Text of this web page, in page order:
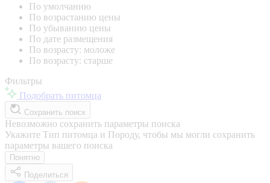
По умолчанию
По возрастанию цены
По убыванию цены
По дате размещения
По возрасту: моложе
По возрасту: старше
Фильтры
Подобрать питомца
Сохранить поиск
Невозможно сохранить параметры поиска
Укажите Тип питомца и Породу, чтобы мы могли сохранить
параметры вашего поиска
Понятно
Поделиться